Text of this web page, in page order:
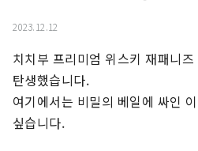
2023.12.12
치치부 프리미엄 위스키 재패니
탄생했습니다.
여기에서는 비밀의 베일에 싸인
싶습니다.